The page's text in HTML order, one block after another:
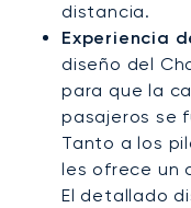
distancia.
Experiencia
diseño del
para que la
pasajeros se
Tanto a los
les ofrece un
El detallado